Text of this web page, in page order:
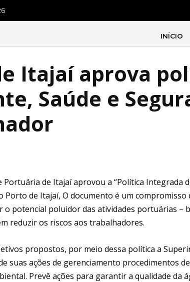
INÍCIO
Itajaí aprova
Saúde e
Portuária de Itajaí aprovou a “Política Integrada
Porto de Itajaí, O documento é um
o potencial poluidor das atividades portuárias –
reduzir os riscos aos trabalhadores.
propostos, por meio dessa política a
suas ações de gerenciamento procedimentos
Prevê ações para garantir a qualidade da